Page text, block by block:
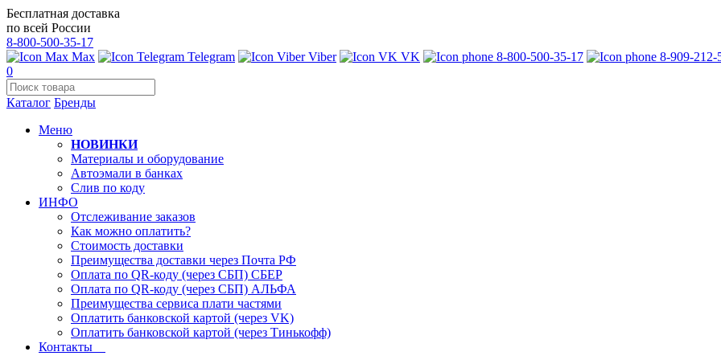
Бесплатная доставка
по всей России
8-800-500-35-17
Max
Telegram Viber VK 8-800-500-35-17
8-909-212-
0
Каталог Бренды
Меню
НОВИНКИ
Материалы и оборудование
Автоэмали в банках
Слив по коду
ИНФО
Отслеживание заказов
Как можно оплатить?
Стоимость доставки
Преимущества доставки через Почта РФ
Оплата по QR-коду (через СБП) СБЕР
Оплата по QR-коду (через СБП) АЛЬФА
Преимущества сервиса плати частями
Оплатить банковской картой (через VK)
Оплатить банковской картой (через Тинькофф)
Контакты